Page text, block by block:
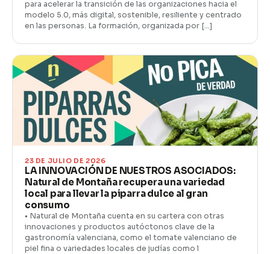
para acelerar la transición de las organizaciones hacia el
modelo 5.0, más digital, sostenible, resiliente y centrado
en las personas. La formación, organizada por […]
23 DE JULIO DE 2026
LA INNOVACIÓN DE NUESTROS ASOCIADOS:
Natural de Montaña recupera una variedad
local para llevar la piparra dulce al gran
consumo
• Natural de Montaña cuenta en su cartera con otras
innovaciones y productos autóctonos clave de la
gastronomía valenciana, como el tomate valenciano de
piel fina o variedades locales de judías como l